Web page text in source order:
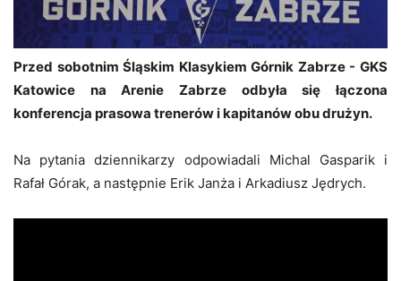
Przed sobotnim Śląskim Klasykiem Górnik Zabrze - GKS
Katowice na Arenie Zabrze odbyła się łączona
konferencja prasowa trenerów i kapitanów obu drużyn.
Na pytania dziennikarzy odpowiadali Michal Gasparik i
Rafał Górak, a następnie Erik Janża i Arkadiusz Jędrych.